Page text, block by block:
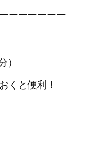
ーーーーーー
と便利！